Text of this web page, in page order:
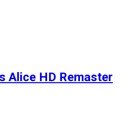
Alice HD Remaster